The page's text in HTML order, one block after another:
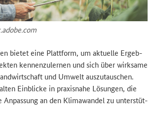
bie­tet eine Platt­form, um ak­tu­el­le Er­geb­
ken­nen­zu­ler­nen und sich über wirk­sa­me
und Um­welt aus­zu­tau­schen.
Ein­bli­cke in pra­xis­na­he Lö­sun­gen, die
An­pas­sung an den Kli­ma­wan­del zu un­ter­stüt­